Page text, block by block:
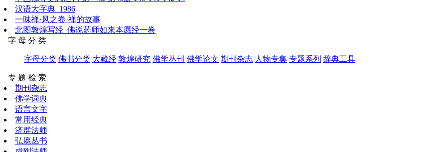
汉语大字典_1986
一味禅·风之卷·禅的故事
北图敦煌写经_佛说药师如来本愿经一卷
字 母 分 类
字母分类 佛书分类 大藏经 敦煌研究 佛学丛刊 佛学论文 期刊杂志 人物专集 专题系列 辞典工具
专 题 检 索
期刊杂志
佛学词典
语言文字
常用经典
济群法师
弘愿丛书